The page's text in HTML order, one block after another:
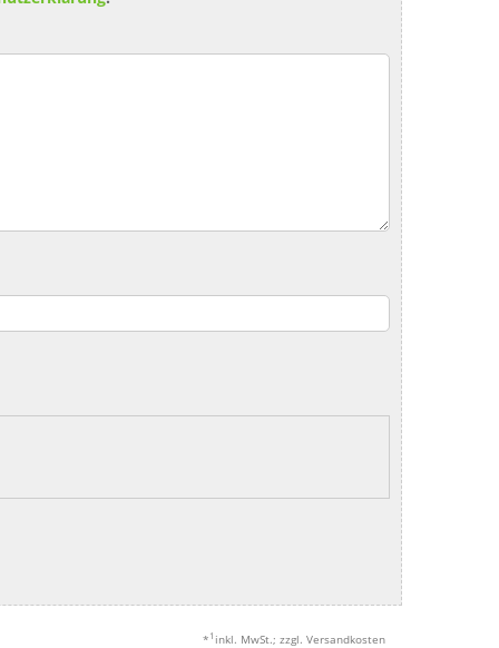
* 1 inkl. MwSt.; zzgl. Versandkosten